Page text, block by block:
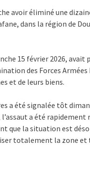
avoir éliminé une
dans la région de
15 février 2026, avait
des Forces
et de leurs biens.
a été signalée tôt
l’assaut a été
que la situation est
totalement la zone